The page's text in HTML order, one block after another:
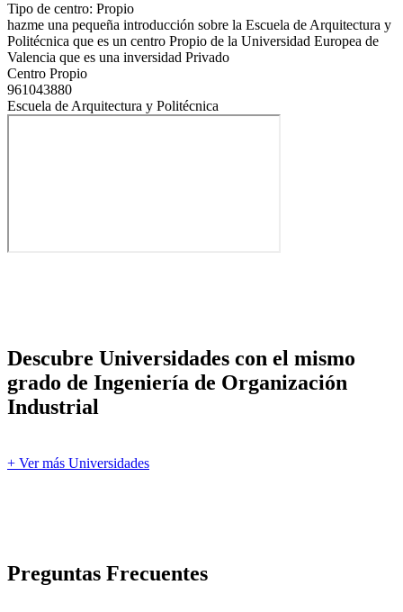
Tipo de centro: Propio
hazme una pequeña introducción sobre la Escuela de Arquitectura y
Politécnica que es un centro Propio de la Universidad Europea de
Valencia que es una inversidad Privado
Centro Propio
961043880
Escuela de Arquitectura y Politécnica
Descubre Universidades con el mismo
grado de Ingeniería de Organización
Industrial
+ Ver más Universidades
Preguntas Frecuentes